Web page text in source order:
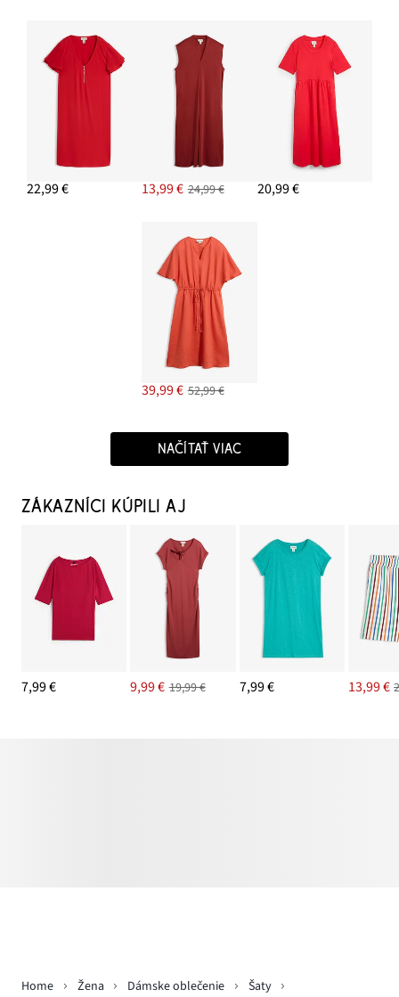
22,99 € 13,99 € 24,99 € 20,99 €
39,99 € 52,99 €
NAČÍTAŤ VIAC
ZÁKAZNÍCI KÚPILI AJ
7,99 € 9,99 € 19,99 € 7,99 € 13,99 €
Home Žena Dámske oblečenie
Šaty